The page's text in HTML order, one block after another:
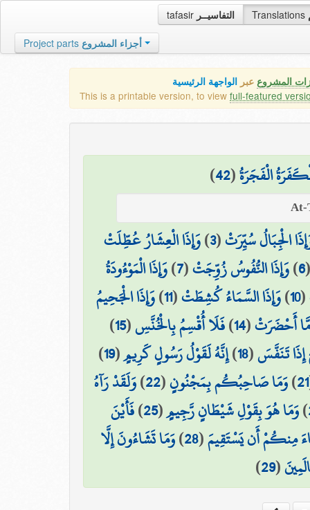
tafasir التفاسيــر Translations
Project parts أجزاء المشروع
المشروع عبر الواجهة الرئيسية
This is a printable version, to view full-featured
الْفَجَرَةُ(
42
)
الْجِبَالُ سُيِّرَتْ(
3
)وَإِذَا الْعِشَارُ عُطِّلَتْ
6
)وَإِذَا النُّفُوسُ زُوِّجَتْ(
7
)وَإِذَا الْمَوْءُودَةُ
(
10
)وَإِذَا السَّمَاءُ كُشِطَتْ(
11
)وَإِذَا الْجَحِيمُ
أَحْضَرَتْ(
14
)فَلَا أُقْسِمُ بِالْخُنَّسِ(
15
)
تَنَفَّسَ(
18
)إِنَّهُ لَقَوْلُ رَسُولٍ كَرِيمٍ(
19
)
21
)وَمَا صَاحِبُكُم بِمَجْنُونٍ(
22
)وَلَقَدْ رَآهُ
)وَمَا هُوَ بِقَوْلِ شَيْطَانٍ رَّجِيمٍ(
25
)فَأَيْنَ
مِنكُمْ أَن يَسْتَقِيمَ(
28
)وَمَا تَشَاءُونَ إِلَّا
(
29
)